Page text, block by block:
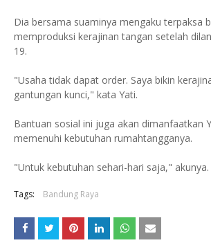
Dia bersama suaminya mengaku terpaksa
memproduksi kerajinan tangan setelah
19.
"Usaha tidak dapat order. Saya bikin
gantungan kunci," kata Yati.
Bantuan sosial ini juga akan dimanfaatkan
memenuhi kebutuhan rumahtangganya.
"Untuk kebutuhan sehari-hari saja," akunya.
Tags: Bandung Raya